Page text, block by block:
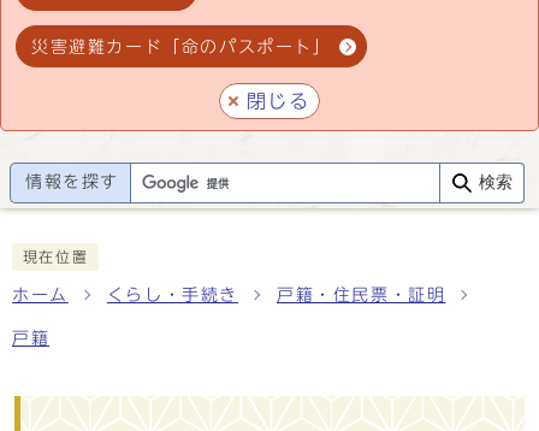
災害避難カード「命のパスポート」
閉じる
情報を探す 検索
現在位置
ホーム くらし・手続き 戸籍・住民票・証明
戸籍